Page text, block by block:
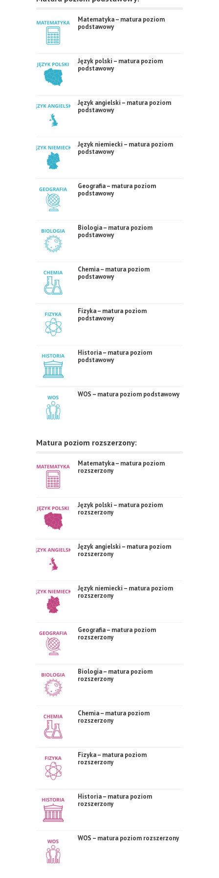
Matematyka – matura poziom
podstawowy
Język polski – matura poziom
podstawowy
Język angielski – matura poziom
podstawowy
Język niemiecki – matura poziom
podstawowy
Geografia – matura poziom
podstawowy
Biologia – matura poziom
podstawowy
Chemia – matura poziom
podstawowy
Fizyka – matura poziom
podstawowy
Historia – matura poziom
podstawowy
WOS – matura poziom podstawowy
Matura poziom rozszerzony:
Matematyka – matura poziom
rozszerzony
Język polski – matura poziom
rozszerzony
Język angielski – matura poziom
rozszerzony
Język niemiecki – matura poziom
rozszerzony
Geografia – matura poziom
rozszerzony
Biologia – matura poziom
rozszerzony
Chemia – matura poziom
rozszerzony
Fizyka – matura poziom
rozszerzony
Historia – matura poziom
rozszerzony
WOS – matura poziom rozszerzony